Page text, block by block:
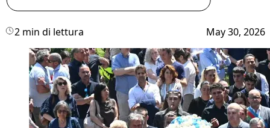
2 min di lettura May 30, 2026